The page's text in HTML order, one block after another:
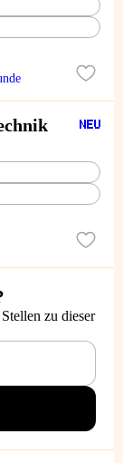
zu dieser